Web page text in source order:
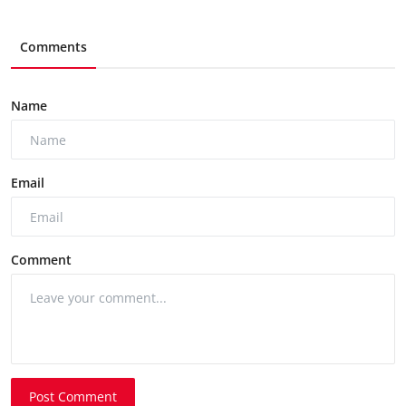
Comments
Name
Email
Comment
Post Comment